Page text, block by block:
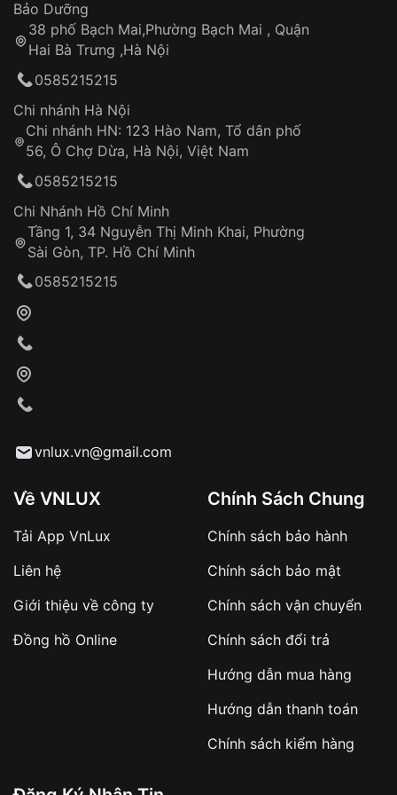
Thời gian tính từ khi xác nhận đơn hàng thành
công
Hotline: 0585 215 215
Từ khóa SEO:
Khách hàng kiểm tra và thanh toán trực tiếp
Từ khóa SEO:
sản phẩm đặc biệt
hàng
Số tiền còn lại thanh toán khi nhận hàng hoặc
✔️ Đảm bảo xử lý đơn hàng nhanh chóng
✔️ Hạn chế tình trạng hủy đơn không mong
Sản phẩm đã bị:
Tự ý sửa chữa
thống VNLUX
Đảm bảo quyền lợi khách hàng
Đồng hành cùng khách hàng trong suốt quá
trình sử dụng
Bảo Dưỡng
38 phố Bạch Mai,Phường Bạch Mai , Quận
Hai Bà Trưng ,Hà Nội
0585215215
Chi nhánh Hà Nội
Chi nhánh HN: 123 Hào Nam, Tổ dân phố
56, Ô Chợ Dừa, Hà Nội, Việt Nam
0585215215
Chi Nhánh Hồ Chí Minh
Tầng 1, 34 Nguyễn Thị Minh Khai, Phường
Sài Gòn, TP. Hồ Chí Minh
0585215215
vnlux.vn@gmail.com
Về VNLUX
Tải App VnLux
Liên hệ
Giới thiệu về công ty
Đồng hồ Online
Chính Sách Chung
Chính sách bảo hành
Chính sách bảo mật
Chính sách vận chuyển
Chính sách đổi trả
Hướng dẫn mua hàng
Hướng dẫn thanh toán
Chính sách kiểm hàng